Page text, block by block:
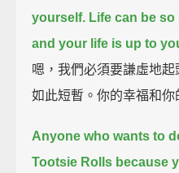
yourself. Life can be so
and your life is up to
嗯，我們必須要謙虛地
如此短暫。你的幸福和你
Anyone who wants to
Tootsie Rolls because